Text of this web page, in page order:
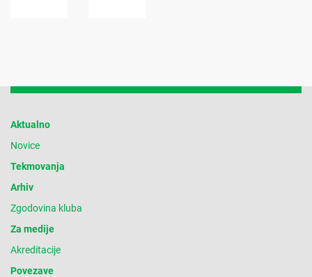
Aktualno
Novice
Tekmovanja
Arhiv
Zgodovina kluba
Za medije
Akreditacije
Povezave